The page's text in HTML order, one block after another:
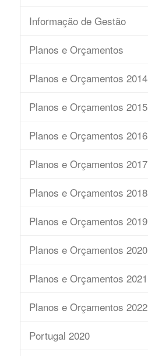
Informação de Gestão
Planos e Orçamentos
Planos e Orçamentos 2014
Planos e Orçamentos 2015
Planos e Orçamentos 2016
Planos e Orçamentos 2017
Planos e Orçamentos 2018
Planos e Orçamentos 2019
Planos e Orçamentos 2020
Planos e Orçamentos 2021
Planos e Orçamentos 2022
Portugal 2020